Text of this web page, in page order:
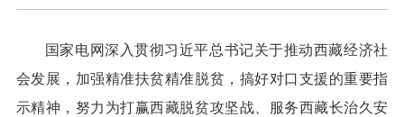
国家电网深入贯彻习近平总书记关于推动西藏经济社
会发展，加强精准扶贫精准脱贫，搞好对口支援的重要指
示精神，努力为打赢西藏脱贫攻坚战、服务西藏长治久安